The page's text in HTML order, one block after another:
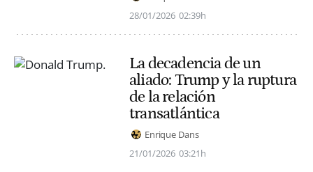
28/01/2026 02:39h
La decadencia de un
aliado: Trump y la ruptura
de la relación
transatlántica
Enrique Dans
21/01/2026 03:21h